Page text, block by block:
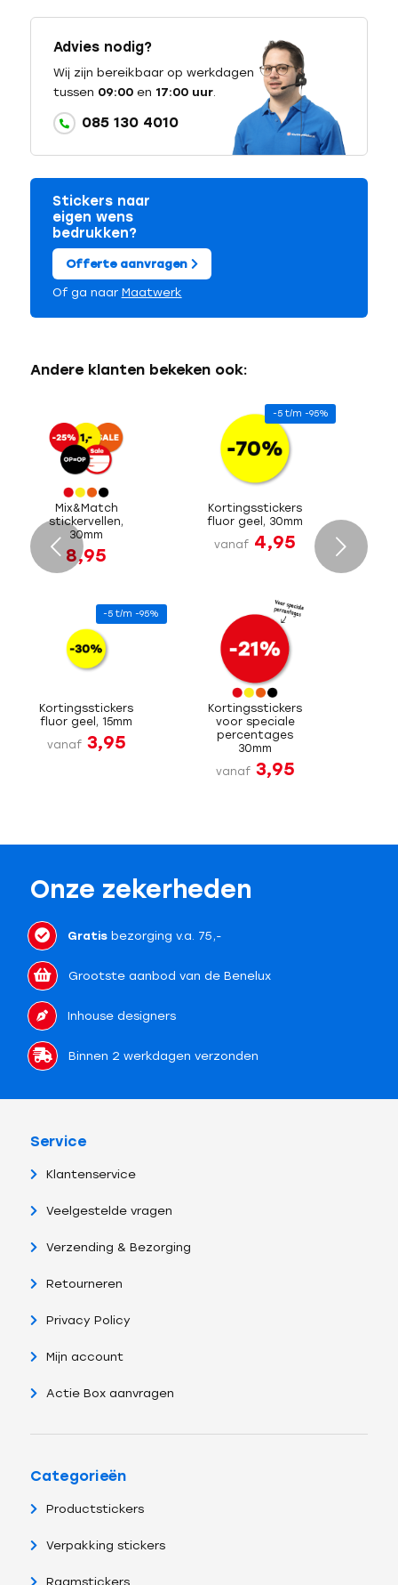
Advies nodig?
Wij zijn bereikbaar op werkdagen
tussen 09:00en 17:00 uur.
085 130 4010
Stickers naar
eigen wens
bedrukken?
Offerte aanvragen
Of ga naar Maatwerk
Andere klanten bekeken ook:
Mix&Match
stickervellen,
30mm
8,95
-5 t/m -95%
Kortingsstickers
fluor geel, 30mm
vanaf 4,95
-5 t/m -95%
Kortingsstickers
fluor geel, 15mm
vanaf 3,95
Kortingsstickers
voor speciale
percentages
30mm
vanaf 3,95
Volgende
Onze zekerheden
Gratisbezorging v.a. 75,-
Grootste aanbod van de Benelux
Inhouse designers
Binnen 2 werkdagen verzonden
Service
Klantenservice
Veelgestelde vragen
Verzending & Bezorging
Retourneren
Privacy Policy
Mijn account
Actie Box aanvragen
Categorieën
Productstickers
Verpakking stickers
Raamstickers